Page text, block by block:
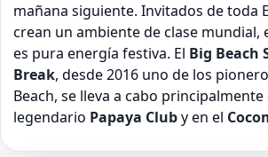
mañana siguiente. Invitados de toda
crean un ambiente de clase mundial,
es pura energía festiva. El Big Beach
Break, desde 2016 uno de los
Beach, se lleva a cabo principalmente
legendario Papaya Cluby en el